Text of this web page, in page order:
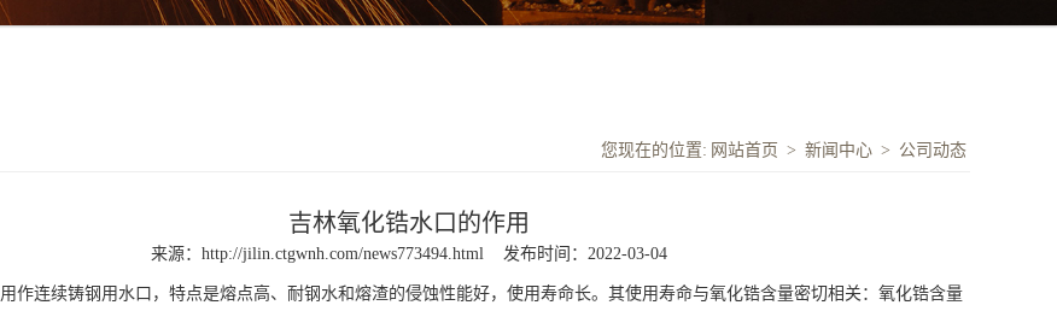
您现在的位置: 网站首页 > 新闻中心 > 公司动态
吉林氧化锆水口的作用
来源： http://jilin.ctgwnh.com/news773494.html 发布时间：2022-03-04
用作连续铸钢用水口，特点是熔点高、耐钢水和熔渣的侵蚀性能好，使用寿命长。其使用寿命与氧化锆含量密切相关：氧化锆含量